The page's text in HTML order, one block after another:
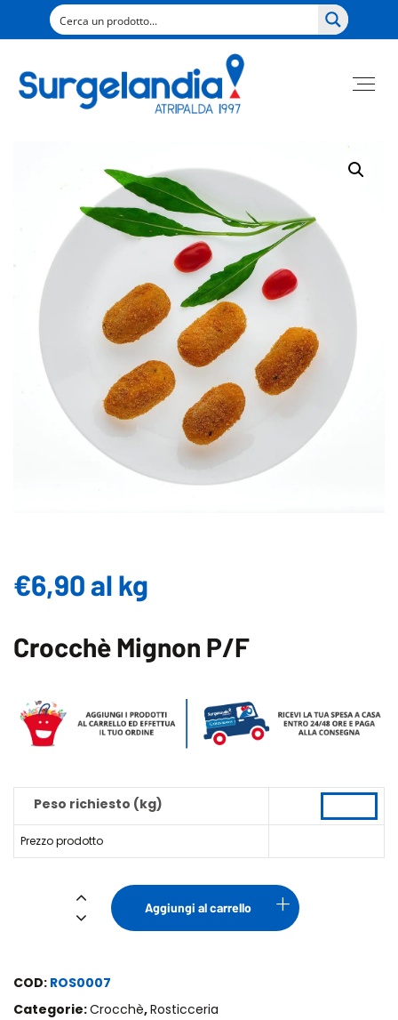
€6,90al kg
Crocchè Mignon P/F
Peso richiesto (kg)
Prezzo prodotto
Aggiungi al carrello
COD: ROS0007
Categorie:Crocchè,Rosticceria